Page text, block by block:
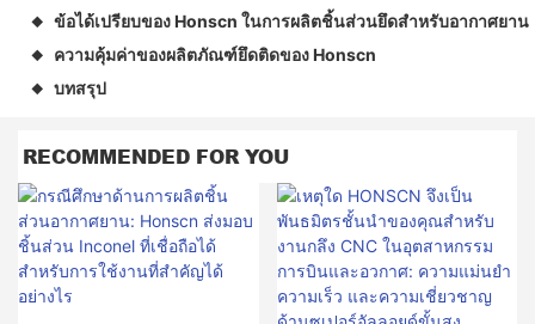
◆ ข้อได้เปรียบของ Honscn ในการผลิตชิ้นส่วนยึดสำหรับอากาศยาน
◆ ความคุ้มค่าของผลิตภัณฑ์ยึดติดของ Honscn
◆ บทสรุป
RECOMMENDED FOR YOU